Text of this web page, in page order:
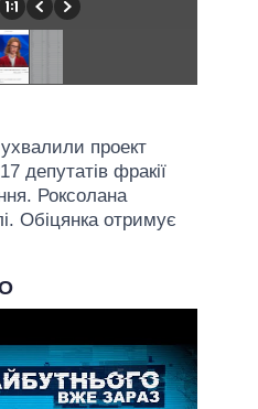
проект
депутатів фракії
Роксолана
Обіцянка отримує